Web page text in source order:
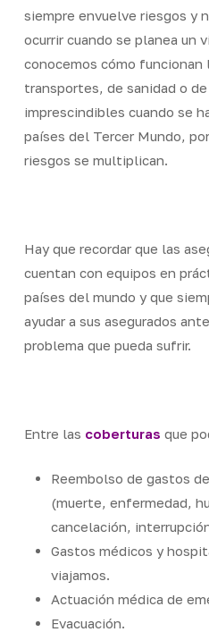
siempre envuelve riesgos y
ocurrir cuando se planea un
conocemos cómo funcionan
transportes, de sanidad o
imprescindibles cuando se
países del Tercer Mundo,
riesgos se multiplican.
Hay que recordar que las
cuentan con equipos en
países del mundo y que
ayudar a sus asegurados
problema que pueda sufrir.
Entre las coberturas que
Reembolso de gastos
(muerte, enfermedad,
cancelación,
Gastos médicos y
viajamos.
Actuación médica de
Evacuación.